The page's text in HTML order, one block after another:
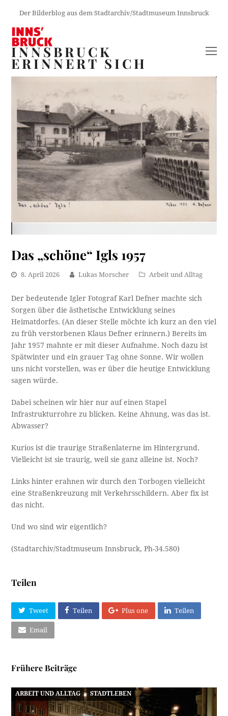
Der Bilderblog aus dem Stadtarchiv/Stadtmuseum Innsbruck
INNSBRUCK
ERINNERT SICH
Das „schöne“ Igls 1957
8. April 2026 Lukas Morscher Arbeit und Alltag
Der bedeutende Igler Fotograf Karl Defner machte sich
Sorgen über die ästhetische Entwicklung seines
Heimatdorfes. (An dieser Stelle möchte ich kurz an den viel
zu früh verstorbenen Klaus Defner erinnern.) Bereits im
Jahr 1957 mahnte er mit dieser Aufnahme. Noch dazu ist
Spätwinter und ein grauer Tag ohne Sonne. Wir wollen
uns nicht vorstellen, was er über die heutige Entwicklung
sagen würde.
Dabei scheinen wir hier nur auf einen Stapel
Infrastrukturrohre zu blicken. Keine Ahnung, was das ist.
Abwasser?
Kurios ist die traurige Straßenlaterne im Hintergrund.
Vielleicht ist sie traurig, weil sie ganz alleine ist. Noch?
Links hinter erahnen wir durch den Torbogen vielleicht
eine Straßenkreuzung mit Verkehrsschildern. Aber fix ist
das nicht.
Und wo sind wir eigentlich?
(Stadtarchiv/Stadtmuseum Innsbruck, Ph-34.580)
Teilen
Tweet Teilen Plus one Teilen
Email
Frühere Beiträge
ARBEIT UND ALLTAG STADTLEBEN